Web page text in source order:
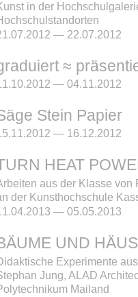
in der
— 22.07.2012
≈
— 04.11.2012
Stein Papier
— 16.12.2012
HEAT
aus der Klasse von
der Kunsthochschule
— 05.05.2013
UND
Experimente
Jung, ALAD
Mailand